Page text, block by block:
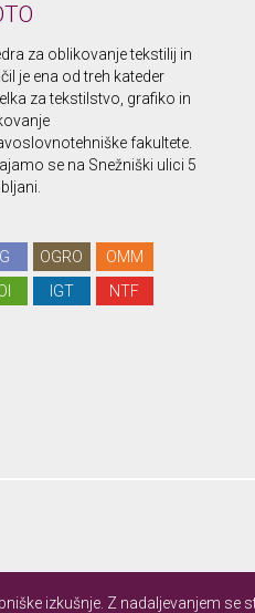
za oblikovanje tekstilij in
je ena od treh kateder
za tekstilstvo, grafiko in
fakultete.
se na Snežniški ulici 5
OGRO
OMM
IGT NTF
izkušnje. Z nadaljevanjem se